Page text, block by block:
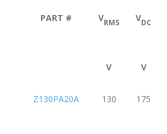
PART # VRMS VDC
V V
Z130PA20A 130 175